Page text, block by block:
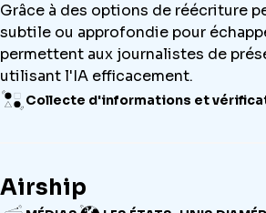
Grâce à des options de réécriture
subtile ou approfondie pour
permettent aux journalistes de
utilisant l'IA efficacement.
Collecte d'informations et
Airship